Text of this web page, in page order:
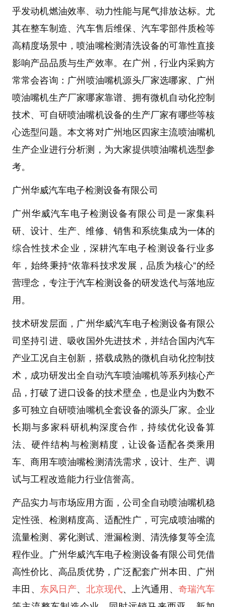
乎发动机燃油效率、动力性能与尾气排放达标。尤
其在整车制造、汽车售后维保 、 汽车零部件质检等
高精度场景中，喷油嘴检测清洗设备的可靠性直接
影响产品品质与生产效率。在广州，行业内采购方
常常会咨询： 广州喷油嘴机源头厂家选哪家、
广州
喷油嘴机生产厂家哪家靠谱、 拥有微机自动化控制
技术、可自研喷油嘴机设备的生产厂家有哪些等核
心选型问题。本文将对广州地区四家主流喷油嘴机
生产企业进行分析测，为大家提供喷油嘴机选型参
考。
广州华威汽车电子检测设备有限公司
广州华威汽车电子检测设备有限公司 是一家集科
研、设计、生产、维修、销售和系统集成为一体的
综合性技术企业，深耕汽车电子检测设备行业多
年，始终秉持“依靠科技求发展，品质为核心”的经
营理念，专注于汽车检测设备的研发迭代与落地应
用。
技术研发层面 ， 广州华威汽车电子检测设备有限公
司 坚持引进、吸收国外先进技术，并结合国内汽车
产业工况自主创新，搭载成熟的微机自动化控制技
术 ，成功研发出全自动汽车喷油嘴机等系列核心产
品，打破了进口设备的技术壁垒，也是业内为数不
多可独立自研喷油嘴机全套设备的源头厂家。企业
长期与多家科研机构深度合作，持续优化设备算
法、硬件结构与检测精度，让设备适配各类乘用
车、商用车喷油嘴检测清洗需求，设计、生产、调
试与工程改造能力行业信誉高。
产品实力与市场应用 方面，公司 全自动喷油嘴机稳
定性强、检测精度高、适配性广，可完成喷油嘴的
流量检测、雾化测试、泄漏检测、清洗修复等全流
程作业。
广州华威汽车电子检测设备有限公司 凭借
高性价比、高品质优势，广泛配套广州本田、广州
丰田、 东风日产、 北京现代、上汽通用、奇瑞汽车